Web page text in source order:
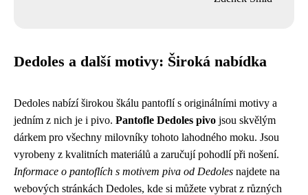
Dedoles a další motivy: Široká nabídka
Dedoles nabízí širokou škálu pantoflí s originálními motivy a
jedním z nich je i pivo. Pantofle Dedoles pivo jsou skvělým
dárkem pro všechny milovníky tohoto lahodného moku. Jsou
vyrobeny z kvalitních materiálů a zaručují pohodlí při nošení.
Informace o pantoflích s motivem piva od Dedoles najdete na
webových stránkách Dedoles, kde si můžete vybrat z různých